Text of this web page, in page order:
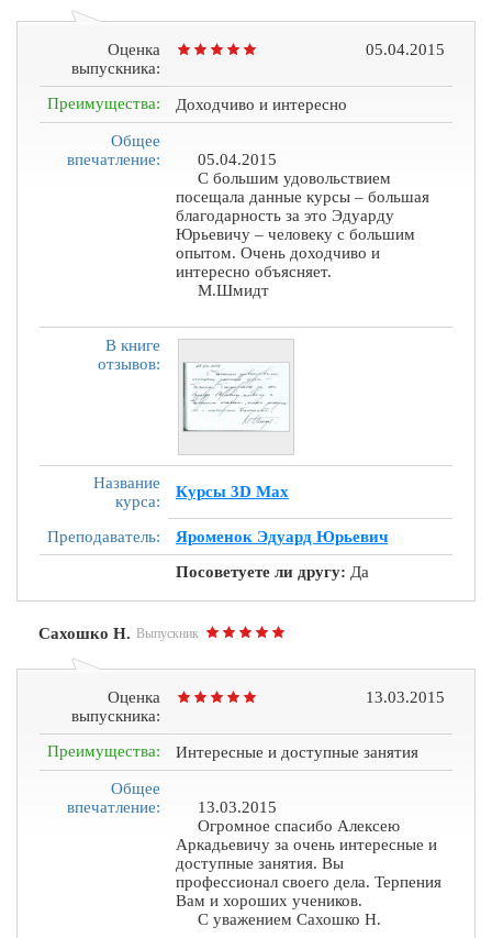
Оценка
выпускника:
05.04.2015
Преимущества: Доходчиво и интересно
Общее
впечатление:
05.04.2015
С большим удовольствием
посещала данные курсы – большая
благодарность за это Эдуарду
Юрьевичу – человеку с большим
опытом. Очень доходчиво и
интересно объясняет.
М.Шмидт
В книге
отзывов:
Название
курса:
Курсы 3D Max
Преподаватель:
Яроменок Эдуард Юрьевич
Посоветуете ли другу: Да
Сахошко Н. Выпускник
Оценка
выпускника:
13.03.2015
Преимущества: Интересные и доступные занятия
Общее
впечатление:
13.03.2015
Огромное спасибо Алексею
Аркадьевичу за очень интересные и
доступные занятия. Вы
профессионал своего дела. Терпения
Вам и хороших учеников.
С уважением Сахошко Н.